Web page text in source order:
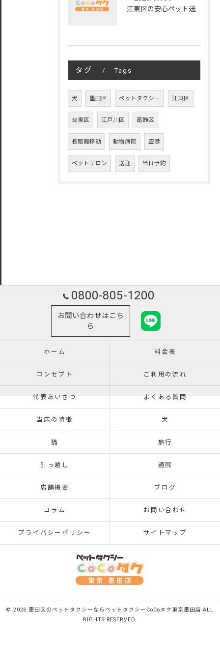
タグ Tags
犬 墨田区 ペットタクシー 江東区
台東区 江戸川区 葛飾区
長距離移動 動物病院 空港
ペットサロン 送迎 当日予約
0800-805-1200
お問い合わせはこち
ら
ホーム 料金表
コンセプト ご利用の流れ
代表あいさつ よくある質問
当店の特徴 犬
猫 旅行
引っ越し 通院
店舗概要 ブログ
コラム お問い合わせ
プライバシーポリシー サイトマップ
© 2026 墨田区のペットタクシーならペットタクシーCoCoタク東京墨田店 ALL
RIGHTS RESERVED.